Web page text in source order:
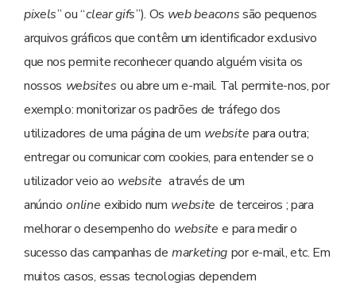
pixels” ou “clear gifs”). Os web beaconssão pequenos
arquivos gráficos que contêm um identificador exclusivo
que nos permite reconhecer quando alguém visita os
nossos websites ou abre um e-mail. Tal permite-nos, por
exemplo: monitorizar os padrões de tráfego dos
utilizadores de uma página de um website para outra;
entregar ou comunicar com cookies, para entender se o
utilizador veio ao website através de um
anúncio online exibido num website de terceiros ; para
melhorar o desempenho do website e para medir o
sucesso das campanhas de marketing por e-mail, etc. Em
muitos casos, essas tecnologias dependem